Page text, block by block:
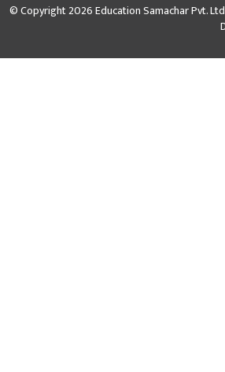
© Copyright 2026 Education Samachar Pvt.